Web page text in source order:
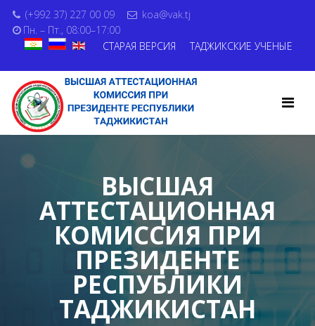
(+992 37) 227 00 09
koa@vak.tj
Пн. – Пт., 08:00–17:00
СТАРАЯ ВЕРСИЯ
ТАДЖИКСКИЕ УЧЕНЫЕ
ВЫСШАЯ
АТТЕСТАЦИОННАЯ
КОМИССИЯ ПРИ
ПРЕЗИДЕНТЕ
РЕСПУБЛИКИ
ТАДЖИКИСТАН